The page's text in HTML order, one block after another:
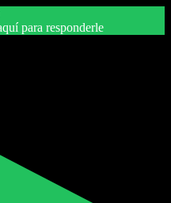
para responderle